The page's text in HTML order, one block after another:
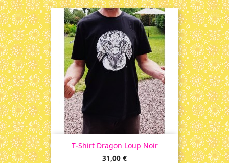
T-Shirt Dragon Loup Noir
Prix
31,00 €